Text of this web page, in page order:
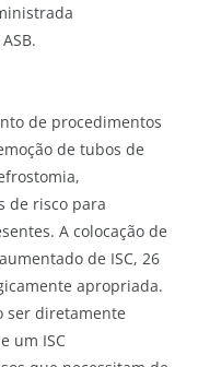
de procedimentos
de tubos de
de risco para
A colocação de
de ISC, 26
apropriada.
ser diretamente
um ISC